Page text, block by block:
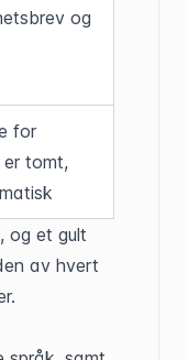
og
for
tomt,
og et gult
av hvert